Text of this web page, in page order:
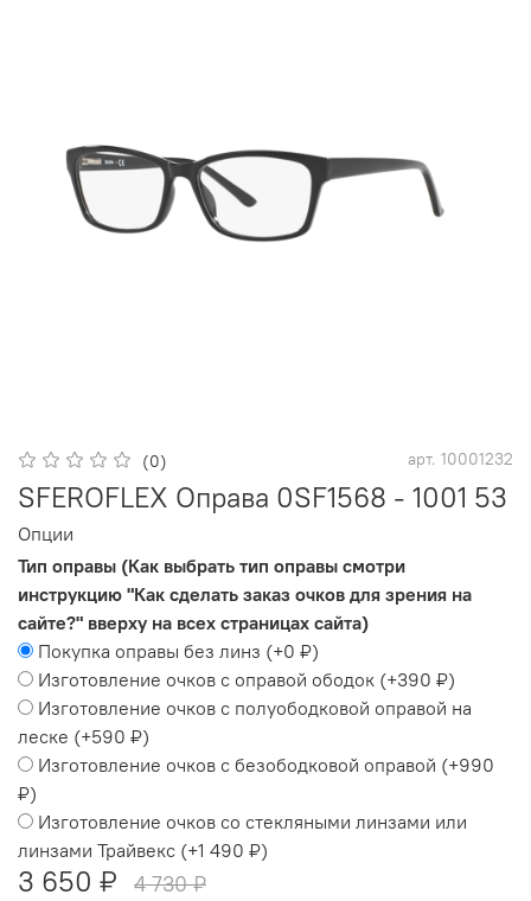
(0) арт. 10001232
SFEROFLEX Оправа 0SF1568 - 1001 53
Опции
Тип оправы (Как выбрать тип оправы смотри
инструкцию "Как сделать заказ очков для зрения на
сайте?" вверху на всех страницах сайта)
Покупка оправы без линз (+0 ₽)
Изготовление очков с оправой ободок (+390 ₽)
Изготовление очков с полуободковой оправой на
леске (+590 ₽)
Изготовление очков с безободковой оправой (+990
₽)
Изготовление очков со стекляными линзами или
линзами Трайвекс (+1 490 ₽)
3 650 ₽ 4 730 ₽